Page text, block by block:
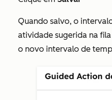
Quando salvo, o
atividade sugerida na
o novo intervalo de